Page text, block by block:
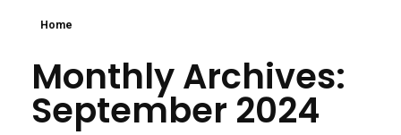
Home
Monthly Archives:
September 2024